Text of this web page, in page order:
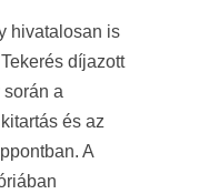
hivatalosan is
díjazott
a
és az
A